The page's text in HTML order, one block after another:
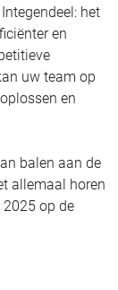
het
en
uw team op
en
balen aan de
allemaal horen
op de